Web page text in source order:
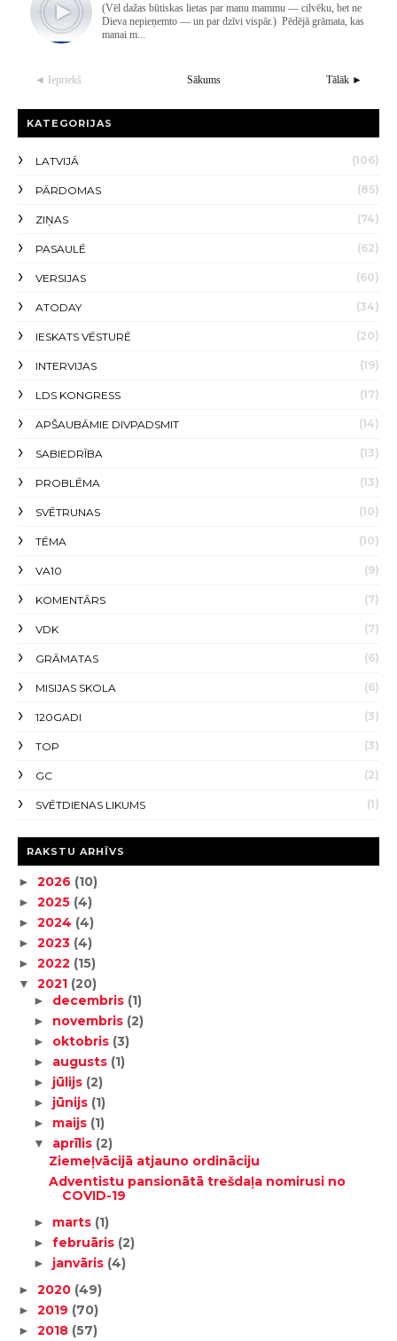
(Vēl dažas būtiskas lietas par manu mammu — cilvēku, bet ne
Dieva nepieņemto — un par dzīvi vispār.) Pēdējā grāmata, kas
manai m...
◄ Iepriekš Tālāk ►
Sākums
KATEGORIJAS
LATVIJĀ (106)
PĀRDOMAS (85)
ZIŅAS (74)
PASAULĒ (62)
VERSIJAS (60)
ATODAY (34)
IESKATS VĒSTURĒ (20)
INTERVIJAS (19)
LDS KONGRESS (17)
APŠAUBĀMIE DIVPADSMIT (14)
SABIEDRĪBA (13)
PROBLĒMA (13)
SVĒTRUNAS (10)
TĒMA (10)
VA10 (9)
KOMENTĀRS (7)
VDK (7)
GRĀMATAS (6)
MISIJAS SKOLA (6)
120GADI (3)
TOP (3)
GC (2)
SVĒTDIENAS LIKUMS (1)
RAKSTU ARHĪVS
► 2026 (10)
► 2025 (4)
► 2024 (4)
► 2023 (4)
► 2022 (15)
▼ 2021 (20)
► decembris (1)
► novembris (2)
► oktobris (3)
► augusts (1)
► jūlijs (2)
► jūnijs (1)
► maijs (1)
▼ aprīlis (2)
Ziemeļvācijā atjauno ordināciju
Adventistu pansionātā trešdaļa nomirusi no
COVID-19
► marts (1)
► februāris (2)
► janvāris (4)
► 2020 (49)
► 2019 (70)
► 2018 (57)